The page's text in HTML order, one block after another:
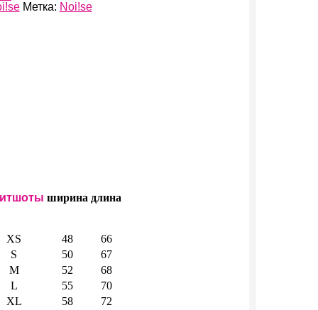
Метка: Noi!se
ширина длина
XS 48
66
S
50
67
M
52
68
L
55
70
XL
58
72